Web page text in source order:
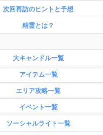
次回再訪のヒントと予想
精霊とは？
大キャンドル一覧
アイテム一覧
エリア攻略一覧
イベント一覧
ソーシャルライト一覧